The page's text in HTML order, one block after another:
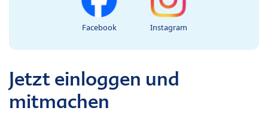
Facebook Instagram
Jetzt einloggen und
mitmachen